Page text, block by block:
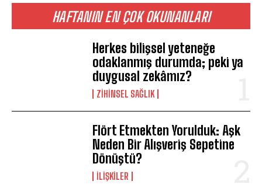
HAFTANIN EN ÇOK OKUNANLARI
Herkes bilişsel yeteneğe
odaklanmış durumda; peki ya
duygusal zekâmız?
ZIHINSEL SAĞLIK
Flört Etmekten Yorulduk: Aşk
Neden Bir Alışveriş Sepetine
Dönüştü?
İLIŞKILER